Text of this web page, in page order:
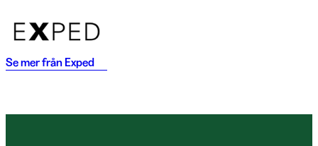
Se mer från Exped